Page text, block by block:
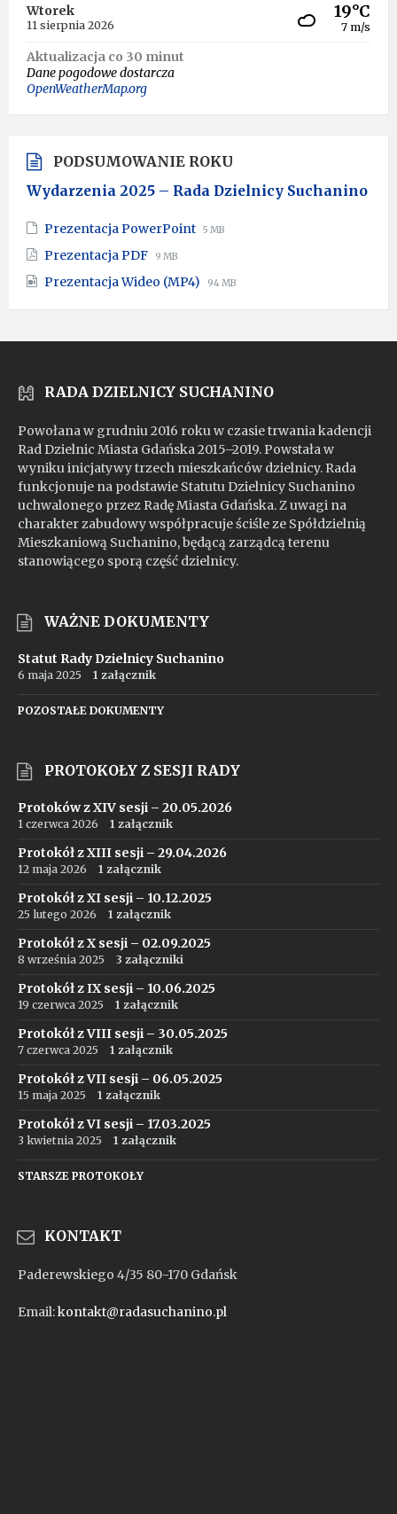
Wtorek
11 sierpnia 2026
19°C
7 m/s
Aktualizacja co 30 minut
Dane pogodowe dostarcza
OpenWeatherMap.org
PODSUMOWANIE ROKU
Wydarzenia 2025 – Rada Dzielnicy Suchanino
Prezentacja PowerPoint File
File
5 MB
Prezentacja PDF File
pdf
File
9 MB
Prezentacja Wideo (MP4) File
mp4
File
94 MB
RADA DZIELNICY SUCHANINO
Powołana w grudniu 2016 roku w czasie trwania kadencji
Rad Dzielnic Miasta Gdańska 2015–2019. Powstała w
wyniku inicjatywy trzech mieszkańców dzielnicy. Rada
funkcjonuje na podstawie Statutu Dzielnicy Suchanino
uchwalonego przez Radę Miasta Gdańska. Z uwagi na
charakter zabudowy współpracuje ściśle ze Spółdzielnią
Mieszkaniową Suchanino, będącą zarządcą terenu
stanowiącego sporą część dzielnicy.
WAŻNE DOKUMENTY
Statut Rady Dzielnicy Suchanino
6 maja 2025 1 załącznik
POZOSTAŁE DOKUMENTY
PROTOKOŁY Z SESJI RADY
Protoków z XIV sesji – 20.05.2026
1 czerwca 2026 1 załącznik
Protokół z XIII sesji – 29.04.2026
12 maja 2026 1 załącznik
Protokół z XI sesji – 10.12.2025
25 lutego 2026 1 załącznik
Protokół z X sesji – 02.09.2025
8 września 2025 3 załączniki
Protokół z IX sesji – 10.06.2025
19 czerwca 2025 1 załącznik
Protokół z VIII sesji – 30.05.2025
7 czerwca 2025 1 załącznik
Protokół z VII sesji – 06.05.2025
15 maja 2025 1 załącznik
Protokół z VI sesji – 17.03.2025
3 kwietnia 2025 1 załącznik
STARSZE PROTOKOŁY
KONTAKT
Paderewskiego 4/35 80-170 Gdańsk
Email:kontakt@radasuchanino.pl